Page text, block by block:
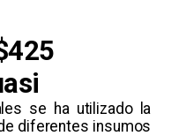
se ha utilizado la
diferentes insumos